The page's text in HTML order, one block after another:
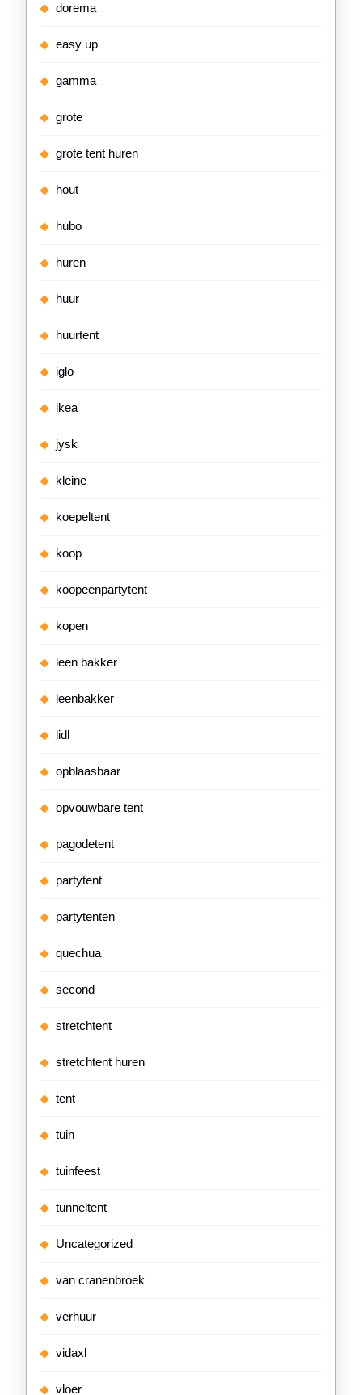
dorema
easy up
gamma
grote
grote tent huren
hout
hubo
huren
huur
huurtent
iglo
ikea
jysk
kleine
koepeltent
koop
koopeenpartytent
kopen
leen bakker
leenbakker
lidl
opblaasbaar
opvouwbare tent
pagodetent
partytent
partytenten
quechua
second
stretchtent
stretchtent huren
tent
tuin
tuinfeest
tunneltent
Uncategorized
van cranenbroek
verhuur
vidaxl
vloer